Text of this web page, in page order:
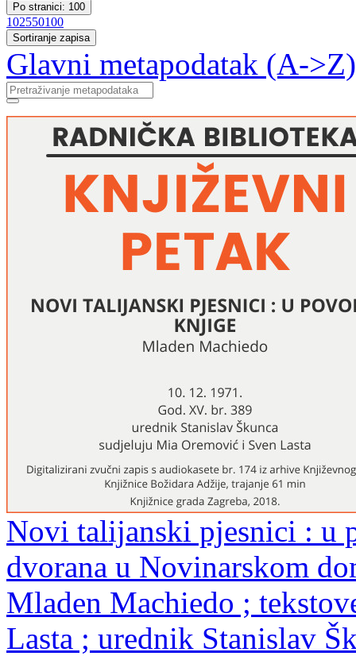
Po stranici: 100
102550100
Sortiranje zapisa
Glavni metapodatak (A->Z)
Novi talijanski pjesnici : u
dvorana u Novinarskom
Mladen Machiedo ;
Lasta ; urednik Stanislav